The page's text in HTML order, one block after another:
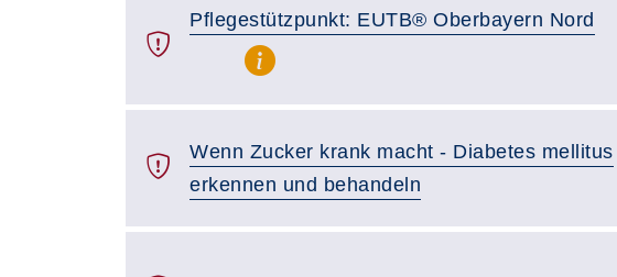
Pflegestützpunkt: EUTB® Oberbayern Nord
Wenn Zucker krank macht - Diabetes mellitus
erkennen und behandeln